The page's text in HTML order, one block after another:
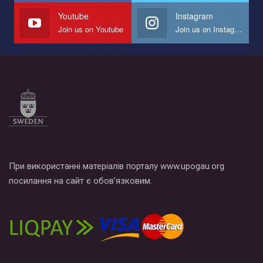
СОГИ в Украине.
Все, что вам нужно сделать - это зайти на наш канал YouTube
по этой ссылке и поставить лайк под видео.
Youtube
Join us on Youtube
Instagram
Join us on Instagram
При використанні матеріалів порталу www.upogau.org
посилання на сайт є обов’язковим.